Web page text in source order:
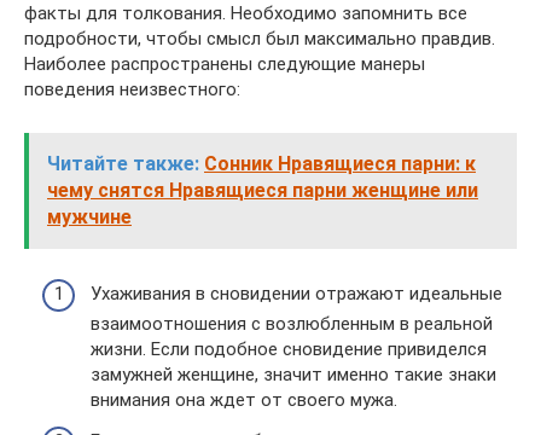
факты для толкования. Необходимо запомнить все
подробности, чтобы смысл был максимально правдив.
Наиболее распространены следующие манеры
поведения неизвестного:
Читайте также: Сонник Нравящиеся парни: к
чему снятся Нравящиеся парни женщине или
мужчине
Ухаживания в сновидении отражают идеальные
взаимоотношения с возлюбленным в реальной
жизни. Если подобное сновидение привиделся
замужней женщине, значит именно такие знаки
внимания она ждет от своего мужа.